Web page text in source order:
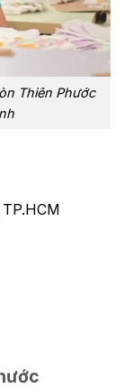
Thiên Phước